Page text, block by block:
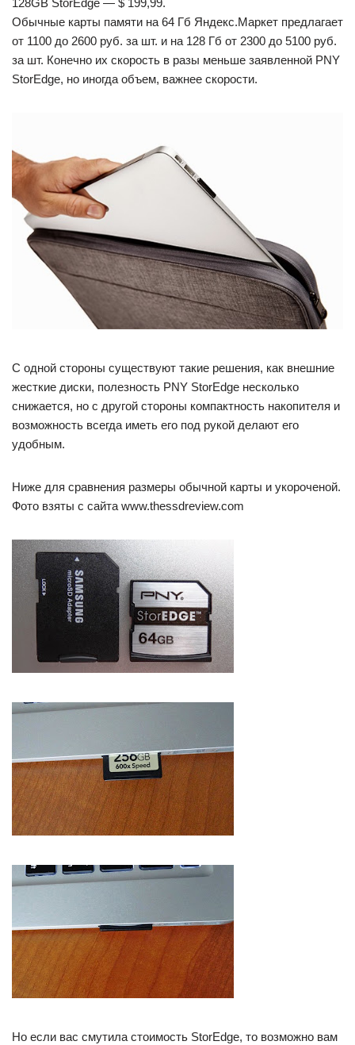
Обычные карты памяти на 64 Гб Яндекс.Маркет предлагает
от 1100 до 2600 руб. за шт. и на 128 Гб от 2300 до 5100 руб.
за шт. Конечно их скорость в разы меньше заявленной PNY
StorEdge, но иногда объем, важнее скорости.
С одной стороны существуют такие решения, как внешние
жесткие диски, полезность PNY StorEdge несколько
снижается, но с другой стороны компактность накопителя и
возможность всегда иметь его под рукой делают его
удобным.
Ниже для сравнения размеры обычной карты и укороченой.
Фото взяты с сайта www.thessdreview.com
Но если вас смутила стоимость StorEdge, то возможно вам